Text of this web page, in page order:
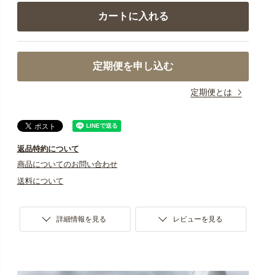
カートに入れる
定期便を申し込む
定期便とは
返品特約について
商品についてのお問い合わせ
送料について
詳細情報を見る レビューを見る